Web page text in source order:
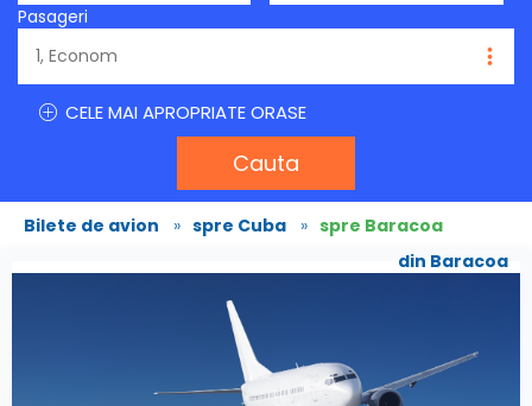
Pasageri
CELE MAI APROPRIATE ORASE
Cauta
Bilete de avion » spre Cuba » spre Baracoa
din Baracoa